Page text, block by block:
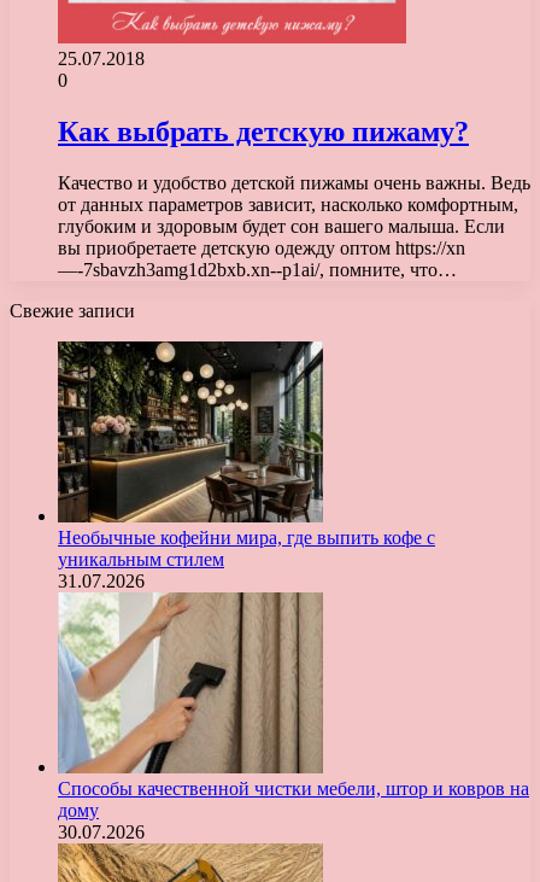
25.07.2018
0
Как выбрать детскую пижаму?
Качество и удобство детской пижамы очень важны. Ведь
от данных параметров зависит, насколько комфортным,
глубоким и здоровым будет сон вашего малыша. Если
вы приобретаете детскую одежду оптом https://xn
—-7sbavzh3amg1d2bxb.xn--p1ai/, помните, что…
Свежие записи
Необычные кофейни мира, где выпить кофе с
уникальным стилем
31.07.2026
Способы качественной чистки мебели, штор и ковров на
дому
30.07.2026